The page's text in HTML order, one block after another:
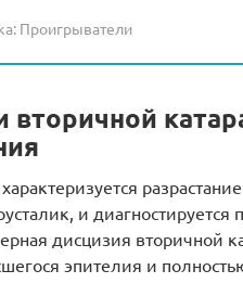
Проигрыватели
вторичной
и
дисцизия вторичной
эпителия и